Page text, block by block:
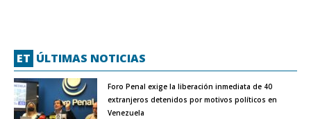
ET ÚLTIMAS NOTICIAS
Foro Penal exige la liberación inmediata de 40
extranjeros detenidos por motivos políticos en
Venezuela